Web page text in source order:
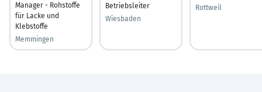
Manager - Rohstoffe
für Lacke und
Klebstoffe
Memmingen
Betriebsleiter
Wiesbaden
Rottweil